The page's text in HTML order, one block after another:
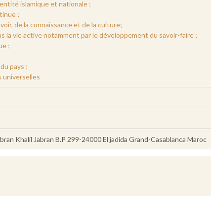
islamique et nationale ;
;
de la connaissance et de la culture;
la vie active notamment par le développement du savoir-faire ;
;
pays ;
universelles
Khalil Jabran B.P 299-24000 El jadida Grand-Casablanca Maroc